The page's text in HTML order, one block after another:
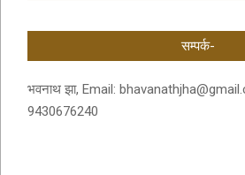
सम्पर्क-
भवनाथ झा, Email:
9430676240